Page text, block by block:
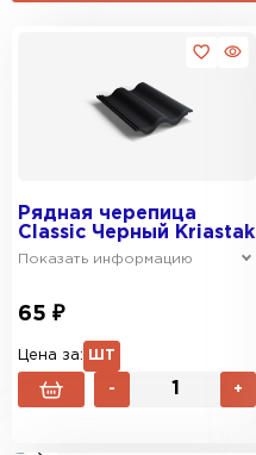
Рядная черепица
Classic Черный Kriastak
Показать информацию
65 ₽
Цена за: ШТ
- +